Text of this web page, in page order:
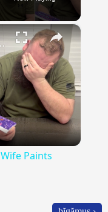
×
Pregnancy Reveal
Paints